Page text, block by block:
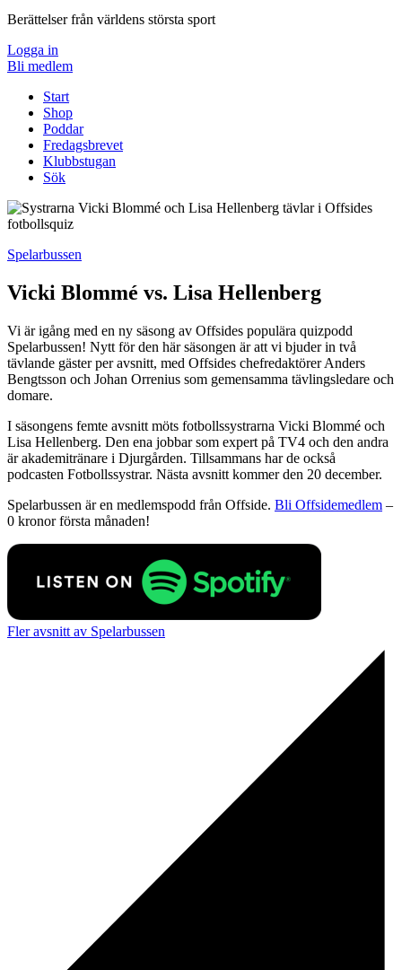
Berättelser från världens största sport
Logga in
Bli medlem
Start
Shop
Poddar
Fredagsbrevet
Klubbstugan
Sök
Spelarbussen
Vicki Blommé vs. Lisa Hellenberg
Vi är igång med en ny säsong av Offsides populära quizpodd
Spelarbussen! Nytt för den här säsongen är att vi bjuder in två
tävlande gäster per avsnitt, med Offsides chefredaktörer Anders
Bengtsson och Johan Orrenius som gemensamma tävlingsledare och
domare.
I säsongens femte avsnitt möts fotbollssystrarna Vicki Blommé och
Lisa Hellenberg. Den ena jobbar som expert på TV4 och den andra
är akademitränare i Djurgården. Tillsammans har de också
podcasten Fotbollssystrar. Nästa avsnitt kommer den 20 december.
Spelarbussen är en medlemspodd från Offside. Bli Offsidemedlem –
0 kronor första månaden!
Fler avsnitt av Spelarbussen